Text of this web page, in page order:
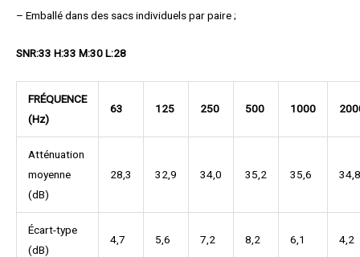
– Emballé dans des sacs individuels par paire ;
SNR:33 H:33 M:30 L:28
FRÉQUENCE
(Hz)
63 125 250 500 1000
Atténuation
moyenne
(dB)
28,3 32,9 34,0 35,2 35,6 34,8
Écart-type
(dB)
4,7 5,6 7,2 8,2 6,1 4,2